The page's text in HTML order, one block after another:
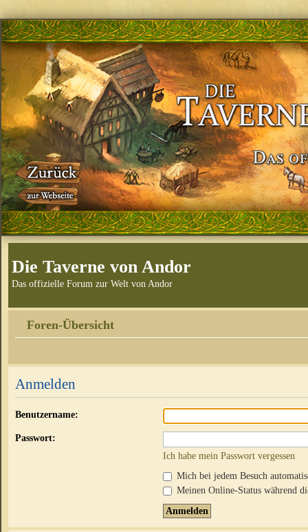
Die Taverne von Andor
Das offizielle Forum zur Welt von Andor
Foren-Übersicht
Anmelden
Benutzername:
Passwort:
Ich habe mein Passwort vergessen
Mich bei jedem Besuch
Meinen Online-Status während